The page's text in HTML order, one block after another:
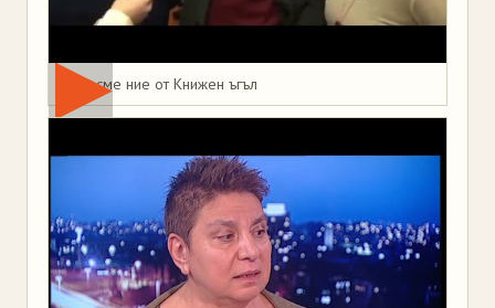
Това сме ние от Книжен ъгъл